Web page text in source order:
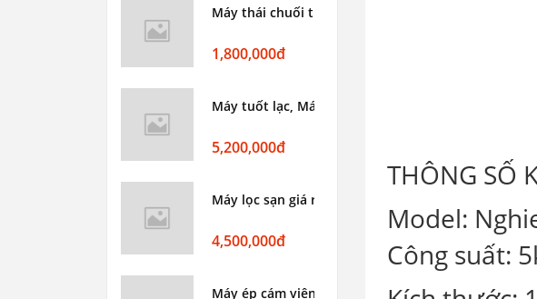
Máy thái chuối thái lát Toàn Phát dùng cho trâu bò
1,800,000đ
Máy tuốt lạc, Máy tuốt đậu phộng có thêm bánh
5,200,000đ
Máy lọc sạn giá rẻ
4,500,000đ
Máy ép cám viên dây curoa S160 3 quả lô
THÔNG SỐ
Model:
Công suất: